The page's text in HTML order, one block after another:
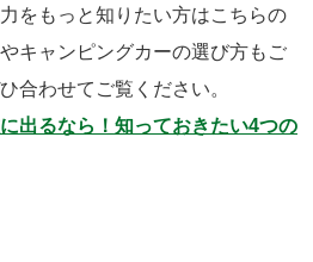
をもっと知りたい方はこちらの
キャンピングカーの選び方もご
合わせてご覧ください。
出るなら！知っておきたい4つの